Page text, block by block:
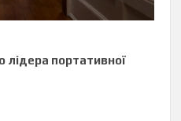
лідера портативної